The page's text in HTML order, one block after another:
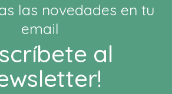
las novedades en tu
email
al